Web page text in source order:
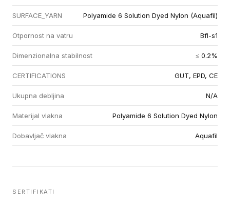
SURFACE_YARN Polyamide 6 Solution Dyed Nylon (Aquafil)
Otpornost na vatru Bfl-s1
Dimenzionalna stabilnost ≤ 0.2%
CERTIFICATIONS GUT, EPD, CE
Ukupna debljina N/A
Materijal vlakna Polyamide 6 Solution Dyed Nylon
Dobavljač vlakna Aquafil
SERTIFIKATI